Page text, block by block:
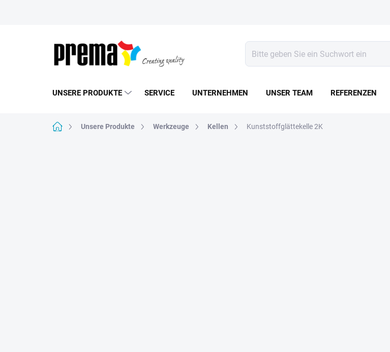
UNSERE PRODUKTE SERVICE UNTERNEHMEN UNSER TEAM REFERENZEN
StartseiteUnsere Produkte Werkzeuge Kellen Kunststoffglättekelle 2K